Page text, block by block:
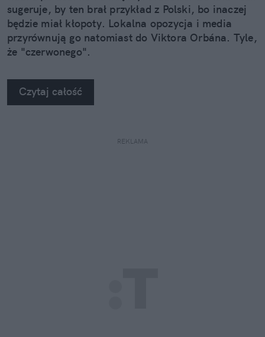
sugeruje, by ten brał przykład z Polski, bo inaczej
będzie miał kłopoty. Lokalna opozycja i media
przyrównują go natomiast do Viktora Orbána. Tyle,
że "czerwonego".
Czytaj całość
REKLAMA